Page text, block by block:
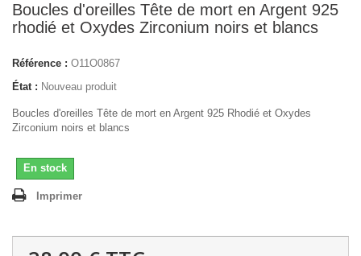
Boucles d'oreilles Tête de mort en Argent 925
rhodié et Oxydes Zirconium noirs et blancs
Référence : O11O0867
État : Nouveau produit
Boucles d'oreilles Tête de mort en Argent 925 Rhodié et Oxydes
Zirconium noirs et blancs
En stock
Imprimer